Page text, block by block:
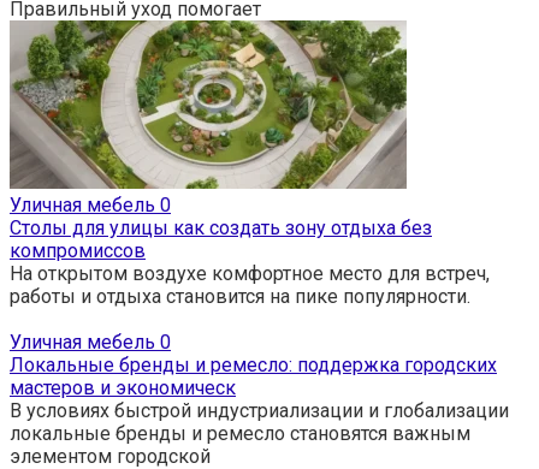
Правильный уход помогает
Уличная мебель 0
Столы для улицы как создать зону отдыха без
компромиссов
На открытом воздухе комфортное место для встреч,
работы и отдыха становится на пике популярности.
Уличная мебель 0
Локальные бренды и ремесло: поддержка городских
мастеров и экономическ
В условиях быстрой индустриализации и глобализации
локальные бренды и ремесло становятся важным
элементом городской